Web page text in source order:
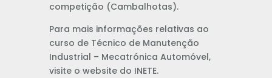
competição (Cambalhotas).
Para mais informações relativas ao
curso de Técnico de Manutenção
Industrial – Mecatrónica Automóvel,
visite o website do INETE.